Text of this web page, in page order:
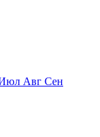
Авг Сен